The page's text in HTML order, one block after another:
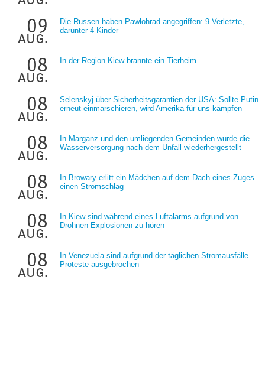
09
aug.
Die Russen haben Pawlohrad angegriffen: 9 Verletzte,
darunter 4 Kinder
08
aug.
In der Region Kiew brannte ein Tierheim
08
aug.
Selenskyj über Sicherheitsgarantien der USA: Sollte Putin
erneut einmarschieren, wird Amerika für uns kämpfen
08
aug.
In Marganz und den umliegenden Gemeinden wurde die
Wasserversorgung nach dem Unfall wiederhergestellt
08
aug.
In Browary erlitt ein Mädchen auf dem Dach eines Zuges
einen Stromschlag
08
aug.
In Kiew sind während eines Luftalarms aufgrund von
Drohnen Explosionen zu hören
08
aug.
In Venezuela sind aufgrund der täglichen Stromausfälle
Proteste ausgebrochen